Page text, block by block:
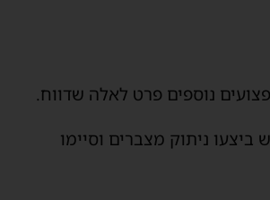
נוספים פרט לאלה שדווח.
ביצעו ניתוק מצברים וסיימו